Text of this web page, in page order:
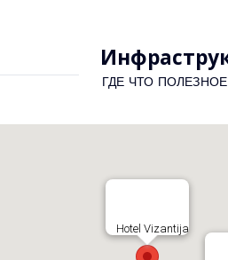
ГДЕ ЧТО
Hotel Vizantija